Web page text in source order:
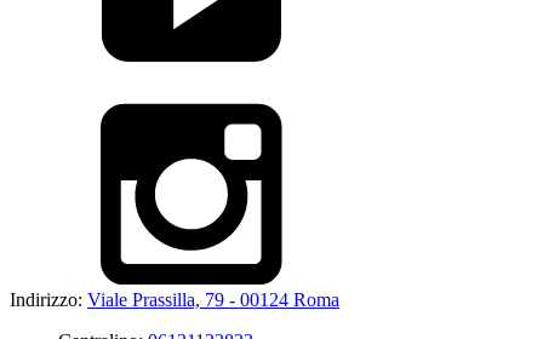
Indirizzo: Viale Prassilla, 79 - 00124 Roma